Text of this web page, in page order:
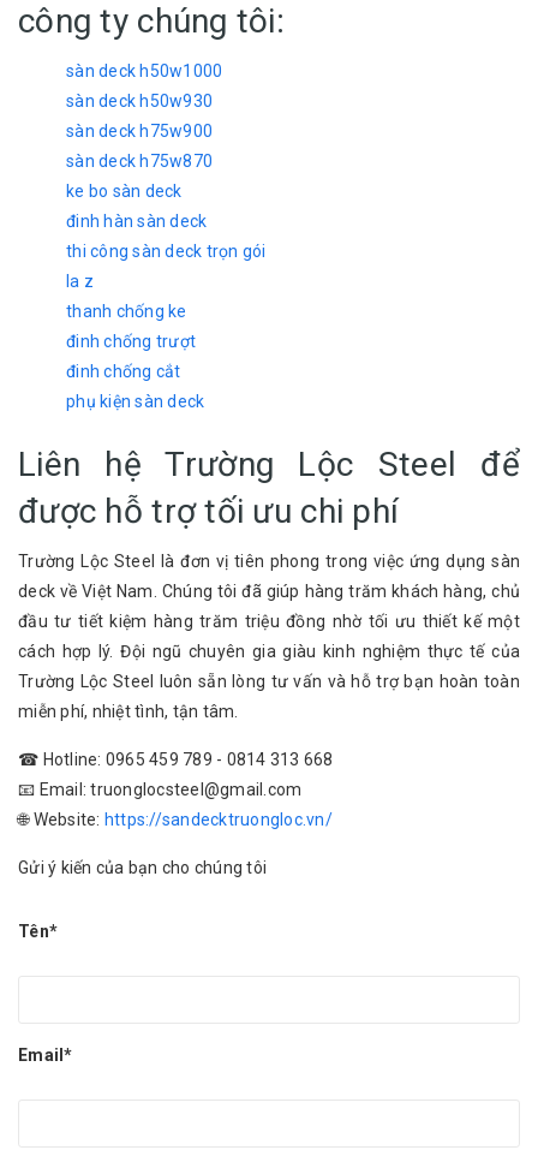
công ty chúng tôi:
sàn deck h50w1000
sàn deck h50w930
sàn deck h75w900
sàn deck h75w870
ke bo sàn deck
đinh hàn sàn deck
thi công sàn deck trọn gói
la z
thanh chống ke
đinh chống trượt
đinh chống cắt
phụ kiện sàn deck
Liên hệ Trường Lộc Steel để
được hỗ trợ tối ưu chi phí
Trường Lộc Steel là đơn vị tiên phong trong việc ứng dụng sàn
deck về Việt Nam. Chúng tôi đã giúp hàng trăm khách hàng, chủ
đầu tư tiết kiệm hàng trăm triệu đồng nhờ tối ưu thiết kế một
cách hợp lý. Đội ngũ chuyên gia giàu kinh nghiệm thực tế của
Trường Lộc Steel luôn sẵn lòng tư vấn và hỗ trợ bạn hoàn toàn
miễn phí, nhiệt tình, tận tâm.
☎ Hotline: 0965 459 789 - 0814 313 668
📧 Email: truonglocsteel@gmail.com
🌐 Website: https://sandecktruongloc.vn/
Gửi ý kiến của bạn cho chúng tôi
Tên*
Email*